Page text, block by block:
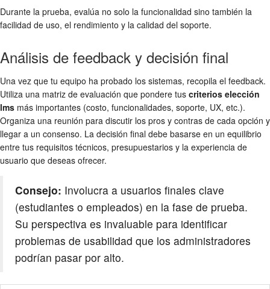
Durante la prueba, evalúa no solo la funcionalidad sino también la
facilidad de uso, el rendimiento y la calidad del soporte.
Análisis de feedback y decisión final
Una vez que tu equipo ha probado los sistemas, recopila el feedback.
Utiliza una matriz de evaluación que pondere tus criterios elección
lms más importantes (costo, funcionalidades, soporte, UX, etc.).
Organiza una reunión para discutir los pros y contras de cada opción y
llegar a un consenso. La decisión final debe basarse en un equilibrio
entre tus requisitos técnicos, presupuestarios y la experiencia de
usuario que deseas ofrecer.
Consejo: Involucra a usuarios finales clave
(estudiantes o empleados) en la fase de prueba.
Su perspectiva es invaluable para identificar
problemas de usabilidad que los administradores
podrían pasar por alto.